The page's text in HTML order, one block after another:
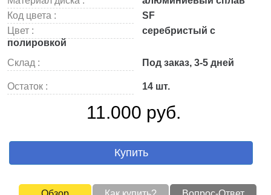
Код цвета :
SF
Цвет :
серебристый с
полировкой
Склад :
Под заказ, 3-5 дней
Остаток : 14 шт.
11.000 руб.
Купить